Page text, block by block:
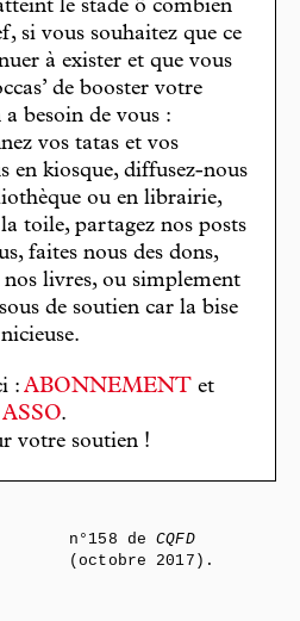
le stade ô combien
si vous souhaitez que ce
à exister et que vous
de booster votre
besoin de vous :
vos tatas et vos
en kiosque, diffusez-nous
ou en librairie,
toile, partagez nos posts
faites nous des dons,
livres, ou simplement
de soutien car la bise
: ABONNEMENT et
.
votre soutien !
n°158 deCQFD
(octobre 2017).